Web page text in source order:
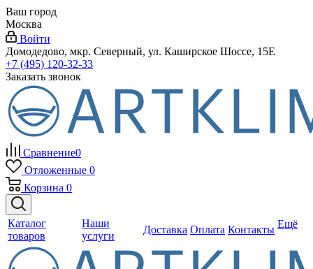
Ваш город
Москва
Войти
Домодедово, мкр. Северный, ул. Каширское Шоссе, 15Е
+7 (495) 120-32-33
Заказать звонок
Сравнение0
Отложенные 0
Корзина 0
Каталог
товаров
Наши
услуги
Доставка Оплата Контакты Ещё